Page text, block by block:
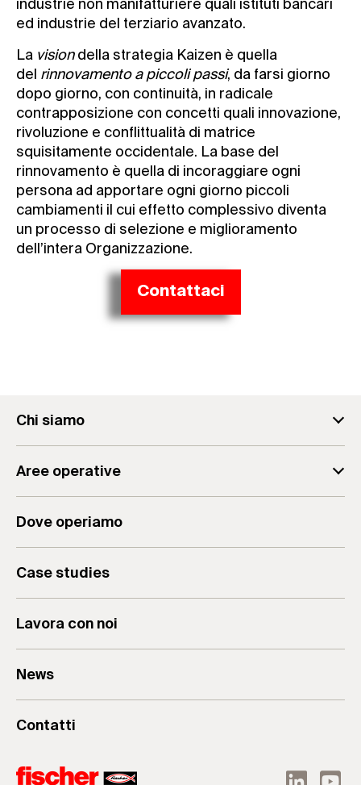
industrie non manifatturiere quali istituti bancari
ed industrie del terziario avanzato.
La visiondella strategia Kaizen è quella
del rinnovamento a piccoli passi, da farsi giorno
dopo giorno, con continuità, in radicale
contrapposizione con concetti quali innovazione,
rivoluzione e conflittualità di matrice
squisitamente occidentale. La base del
rinnovamento è quella di incoraggiare ogni
persona ad apportare ogni giorno piccoli
cambiamenti il cui effetto complessivo diventa
un processo di selezione e miglioramento
dell’intera Organizzazione.
Contattaci
Chi siamo
Il team
Aree operative
Consulenza Aziendale
Dove operiamo
Case studies
Lavora con noi
News
Contatti